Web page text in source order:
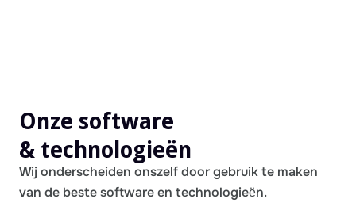
Onze software
& technologieën
Wij onderscheiden onszelf door gebruik te maken
van de beste software en technologieën.